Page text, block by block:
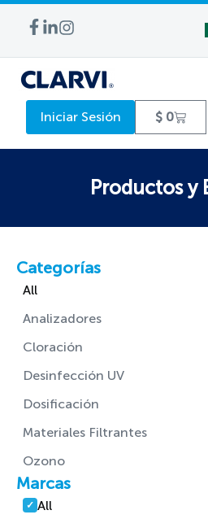
Iniciar Sesión $ 0
Productos y
Categorías
Analizadores
Cloración
Desinfección UV
Dosificación
Materiales Filtrantes
Ozono
All
Marcas
All